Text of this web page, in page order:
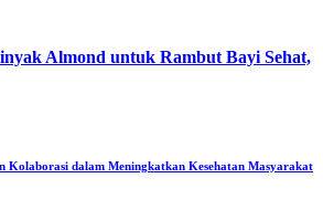
Almond untuk Rambut Bayi Sehat,
Kolaborasi dalam Meningkatkan Kesehatan Masyarakat